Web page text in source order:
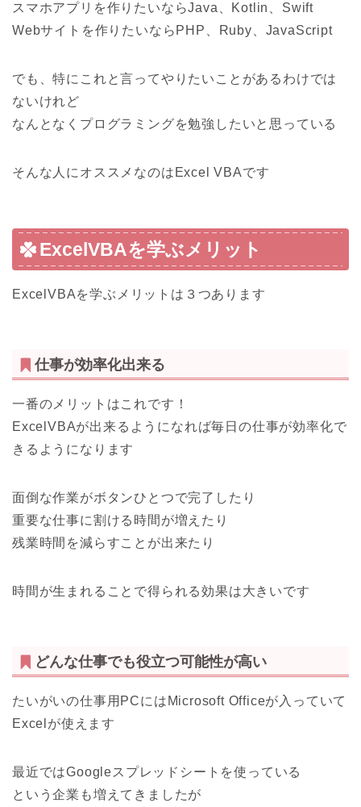
スマホアプリを作りたいならJava、Kotlin、Swift
Webサイトを作りたいならPHP、Ruby、JavaScript
でも、特にこれと言ってやりたいことがあるわけでは
ないけれど
なんとなくプログラミングを勉強したいと思っている
そんな人に オススメなのはExcel VBAです
ExcelVBAを学ぶメリット
ExcelVBAを学ぶメリットは３つあります
仕事が効率化出来る
一番のメリットはこれです！
ExcelVBAが出来るようになれば毎日の仕事が効率化で
きるようになります
面倒な作業がボタンひとつで完了したり
重要な仕事に割ける時間が増えたり
残業時間を減らすことが出来たり
時間が生まれることで得られる効果は大きいです
どんな仕事でも役立つ可能性が高い
たいがいの仕事用PCにはMicrosoft Officeが入っていて
Excelが使えます
最近ではGoogleスプレッドシートを使っている
という企業も増えてきましたが